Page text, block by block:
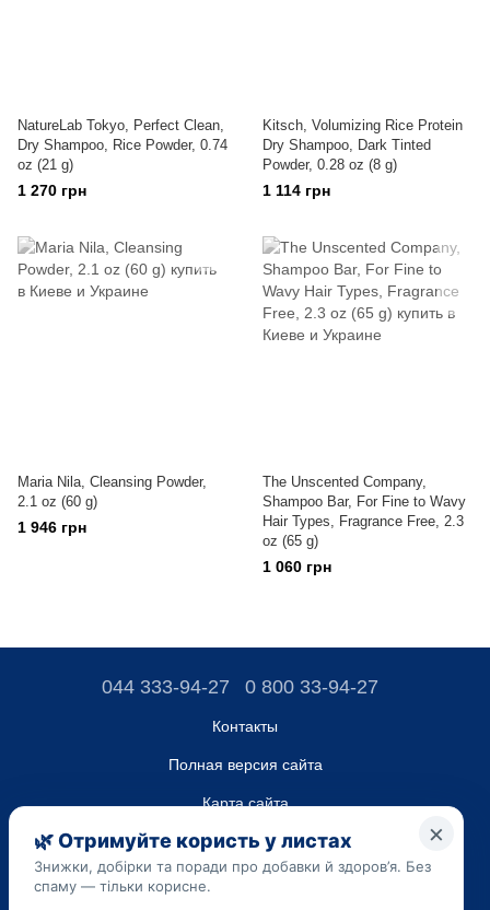
NatureLab Tokyo, Perfect Clean,
Dry Shampoo, Rice Powder, 0.74
oz (21 g)
1 270 грн
Kitsch, Volumizing Rice Protein
Dry Shampoo, Dark Tinted
Powder, 0.28 oz (8 g)
1 114 грн
Maria Nila, Cleansing Powder,
2.1 oz (60 g)
1 946 грн
The Unscented Company,
Shampoo Bar, For Fine to Wavy
Hair Types, Fragrance Free, 2.3
oz (65 g)
1 060 грн
044 333-94-27 0 800 33-94-27
Контакты
Полная версия сайта
Карта сайта
ТОВ “ДО ЮА”,
Код ЄДРПОУ 45223262
Дата регистрации 14.09.2023